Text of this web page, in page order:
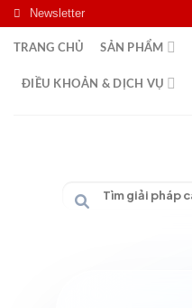
Skip
to
content
Newsletter
TRANG CHỦ SẢN PHẨM
ĐIỀU KHOẢN & DỊCH VỤ